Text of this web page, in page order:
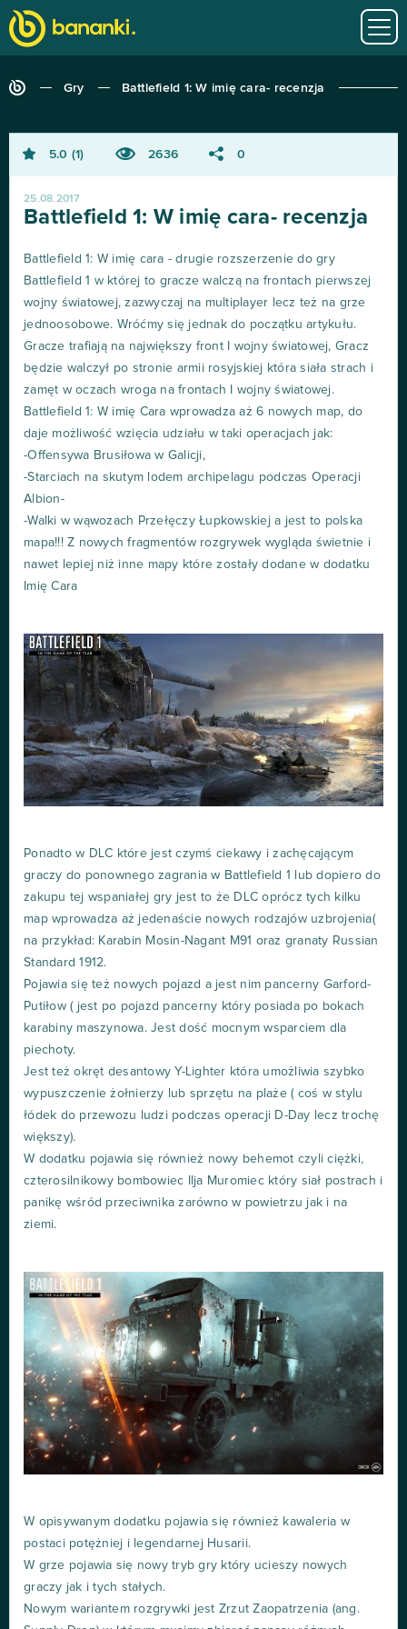
Gry Battlefield 1: W imię cara- recenzja
5.0 1 2636 0
25.08.2017
Battlefield 1: W imię cara- recenzja
Battlefield 1: W imię cara - drugie rozszerzenie do gry
Battlefield 1 w której to gracze walczą na frontach pierwszej
wojny światowej, zazwyczaj na multiplayer lecz też na grze
jednoosobowe. Wróćmy się jednak do początku artykułu.
Gracze trafiają na największy front I wojny światowej, Gracz
będzie walczył po stronie armii rosyjskiej która siała strach i
zamęt w oczach wroga na frontach I wojny światowej.
Battlefield 1: W imię Cara wprowadza aż 6 nowych map, do
daje możliwość wzięcia udziału w taki operacjach jak:
-Offensywa Brusiłowa w Galicji,
-Starciach na skutym lodem archipelagu podczas Operacji
Albion-
-Walki w wąwozach Przełęczy Łupkowskiej a jest to polska
mapa!!! Z nowych fragmentów rozgrywek wygląda świetnie i
nawet lepiej niż inne mapy które zostały dodane w dodatku
Imię Cara
Ponadto w DLC które jest czymś ciekawy i zachęcającym
graczy do ponownego zagrania w Battlefield 1 lub dopiero do
zakupu tej wspaniałej gry jest to że DLC oprócz tych kilku
map wprowadza aż jedenaście nowych rodzajów uzbrojenia(
na przykład: Karabin Mosin-Nagant M91 oraz granaty Russian
Standard 1912.
Pojawia się też nowych pojazd a jest nim pancerny Garford-
Putiłow ( jest po pojazd pancerny który posiada po bokach
karabiny maszynowa. Jest dość mocnym wsparciem dla
piechoty.
Jest też okręt desantowy Y-Lighter która umożliwia szybko
wypuszczenie żołnierzy lub sprzętu na plaże ( coś w stylu
łódek do przewozu ludzi podczas operacji D-Day lecz trochę
większy).
W dodatku pojawia się również nowy behemot czyli ciężki,
czterosilnikowy bombowiec Ilja Muromiec który siał postrach i
panikę wśród przeciwnika zarówno w powietrzu jak i na
ziemi.
W opisywanym dodatku pojawia się również kawaleria w
postaci potężniej i legendarnej Husarii.
W grze pojawia się nowy tryb gry który ucieszy nowych
graczy jak i tych stałych.
Nowym wariantem rozgrywki jest Zrzut Zaopatrzenia (ang.